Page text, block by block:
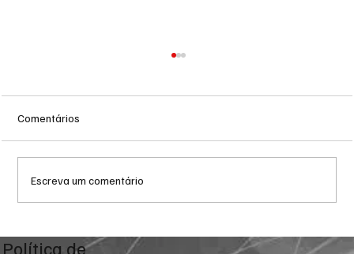
Reforma Tributária: empresas iniciam fase
Comentários
Escreva um comentário
Política de